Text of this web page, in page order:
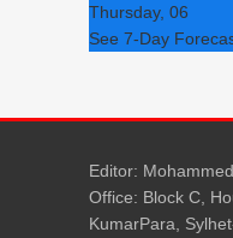
Thursday, 06
See 7-Day
Editor:
Office: Block C,
KumarPara,